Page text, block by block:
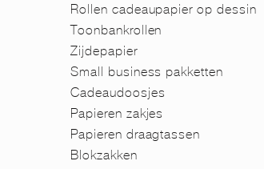
Rollen cadeaupapier op dessin
Toonbankrollen
Zijdepapier
Small business pakketten
Cadeaudoosjes
Papieren zakjes
Papieren draagtassen
Blokzakken